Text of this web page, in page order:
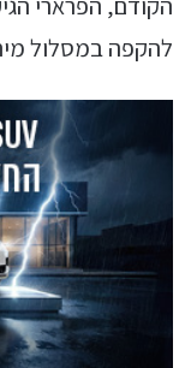
להקפה במסלול